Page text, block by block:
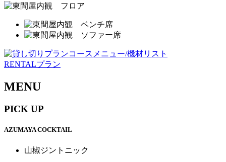
RENTALプラン
MENU
PICK UP
AZUMAYA COCKTAIL
山椒ジントニック